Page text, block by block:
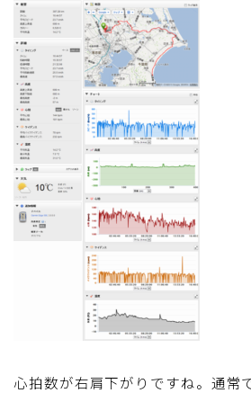
心拍数が右肩下がりですね。通常